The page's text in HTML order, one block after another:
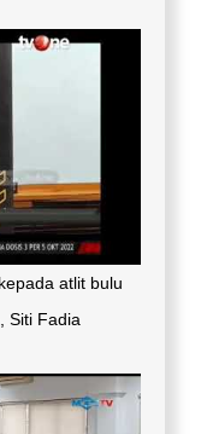
atlit bulu
Siti Fadia